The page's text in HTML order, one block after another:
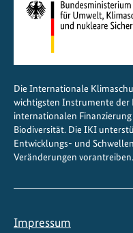
Die Internationale
wichtigsten Instrumente der
internationalen
Biodiversität. Die IKI
Entwicklungs- und
Veränderungen vorantreiben.
Impressum